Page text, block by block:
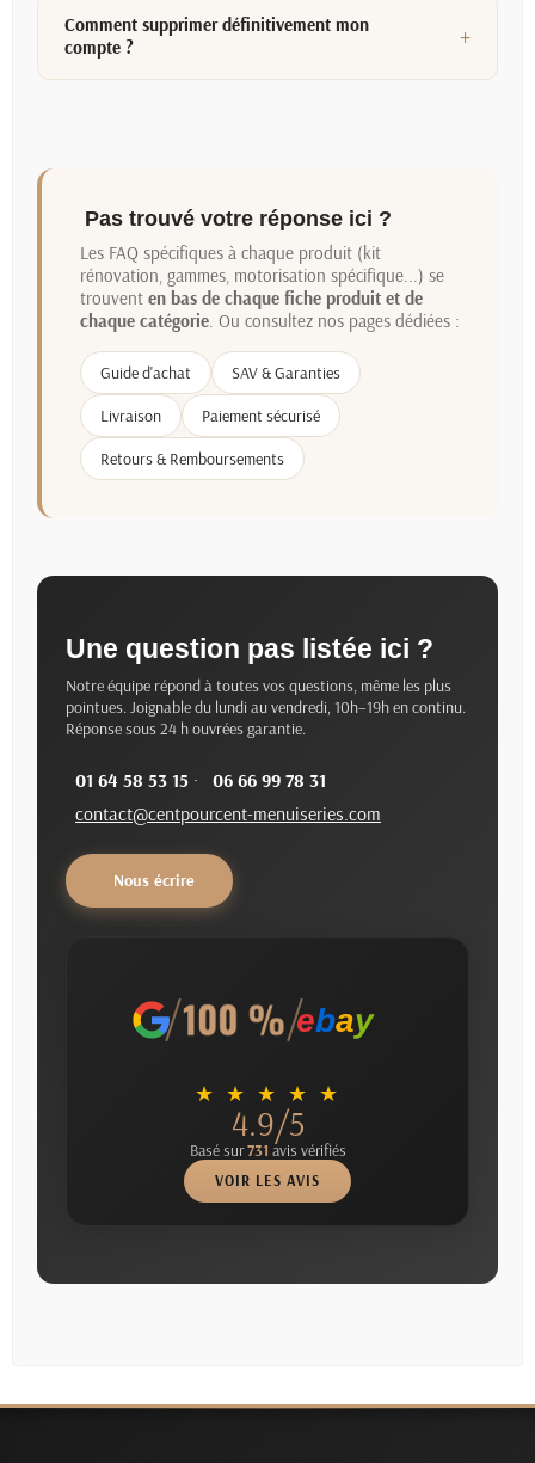
Comment supprimer définitivement mon
compte ?
Pas trouvé votre réponse ici ?
Les FAQ spécifiques à chaque produit (kit
rénovation, gammes, motorisation spécifique...) se
trouvent en bas de chaque fiche produit et de
chaque catégorie. Ou consultez nos pages dédiées :
Guide d'achat
SAV & Garanties
Livraison
Paiement sécurisé
Retours & Remboursements
Une question pas listée ici ?
Notre équipe répond à toutes vos questions, même les plus
pointues. Joignable du lundi au vendredi, 10h–19h en continu.
Réponse sous 24 h ouvrées garantie.
01 64 58 53 15 ·
06 66 99 78 31
contact@centpourcent-menuiseries.com
Nous écrire
ebay
★ ★ ★ ★ ★
4.9/5
Basé sur731 avis vérifiés
VOIR LES AVIS